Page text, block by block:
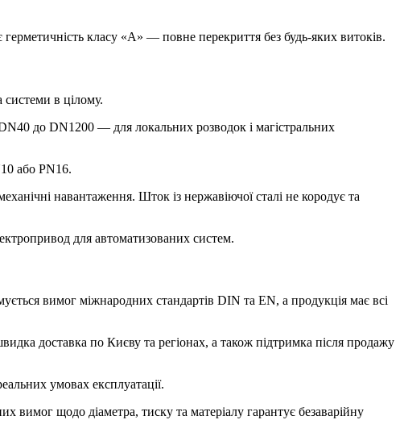
класу «А» — повне перекриття без будь-яких витоків.
в цілому.
до DN1200 — для локальних розводок і магістральних
або PN16.
навантаження. Шток із нержавіючої сталі не кородує та
для автоматизованих систем.
вимог міжнародних стандартів DIN та EN, а продукція має всі
доставка по Києву та регіонах, а також підтримка після продажу
умовах експлуатації.
вимог щодо діаметра, тиску та матеріалу гарантує безаварійну